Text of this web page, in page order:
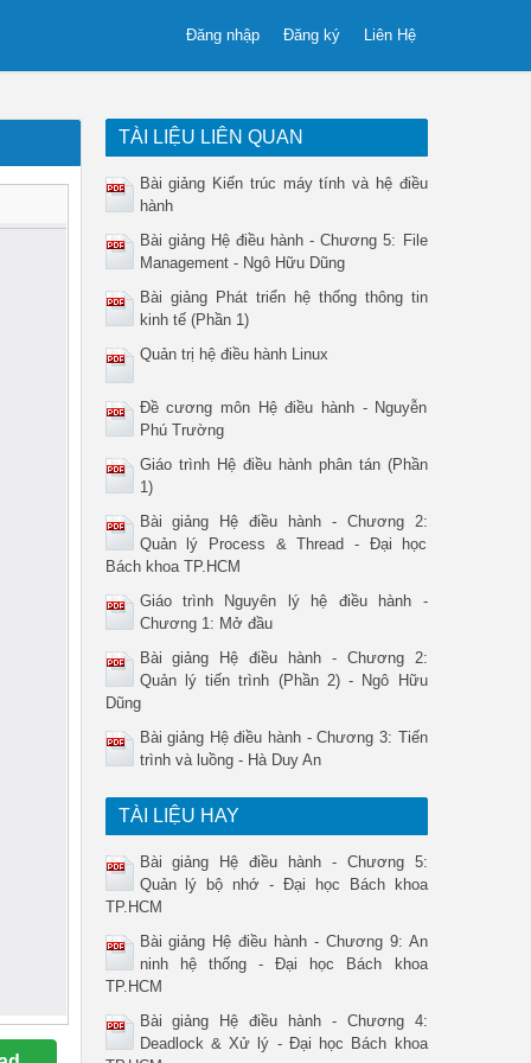
Liên Hệ
Đăng ký
Đăng nhập
TÀI LIỆU LIÊN QUAN
Bài giảng Kiến trúc máy tính và hệ điều
hành
Bài giảng Hệ điều hành - Chương 5: File
Management - Ngô Hữu Dũng
Bài giảng Phát triển hệ thống thông tin
kinh tế (Phần 1)
Quản trị hệ điều hành Linux
Đề cương môn Hệ điều hành - Nguyễn
Phú Trường
Giáo trình Hệ điều hành phân tán (Phần
1)
Bài giảng Hệ điều hành - Chương 2:
Quản lý Process & Thread - Đại học
Bách khoa TP.HCM
Giáo trình Nguyên lý hệ điều hành -
Chương 1: Mở đầu
Bài giảng Hệ điều hành - Chương 2:
Quản lý tiến trình (Phần 2) - Ngô Hữu
Dũng
Bài giảng Hệ điều hành - Chương 3: Tiến
trình và luồng - Hà Duy An
TÀI LIỆU HAY
Bài giảng Hệ điều hành - Chương 5:
Quản lý bộ nhớ - Đại học Bách khoa
TP.HCM
Bài giảng Hệ điều hành - Chương 9: An
ninh hệ thống - Đại học Bách khoa
TP.HCM
Bài giảng Hệ điều hành - Chương 4:
Deadlock & Xử lý - Đại học Bách khoa